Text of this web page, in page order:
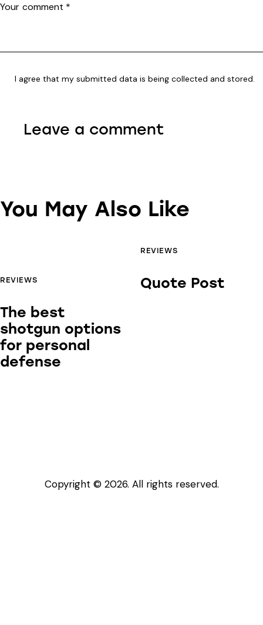
I agree that my submitted data is being collected and stored.
You May Also Like
REVIEWS
The best
shotgun options
for personal
defense
REVIEWS
Quote Post
Copyright © 2026. All rights reserved.